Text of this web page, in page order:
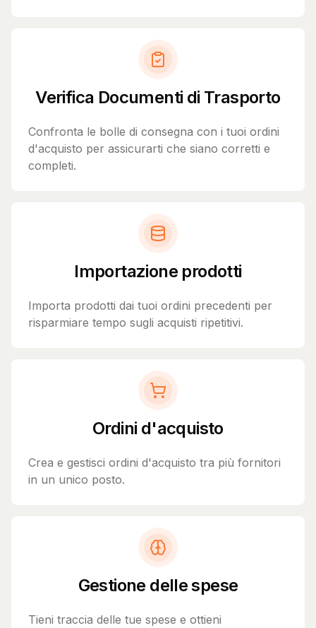
Verifica Documenti di Trasporto
Confronta le bolle di consegna con i tuoi ordini
d'acquisto per assicurarti che siano corretti e
completi.
Importazione prodotti
Importa prodotti dai tuoi ordini precedenti per
risparmiare tempo sugli acquisti ripetitivi.
Ordini d'acquisto
Crea e gestisci ordini d'acquisto tra più fornitori
in un unico posto.
Gestione delle spese
Tieni traccia delle tue spese e ottieni